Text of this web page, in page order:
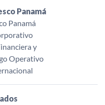
Panamá
Panamá
y
Operativo